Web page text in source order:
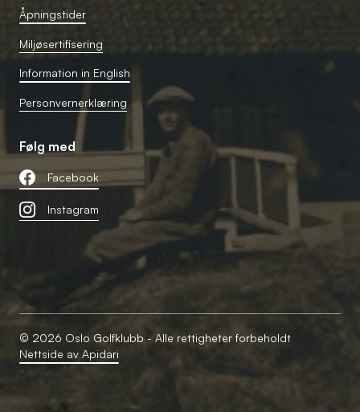
Åpningstider
Miljøsertifisering
Information in English
Personvernerklæring
Følg med
Facebook
Instagram
© 2026 Oslo Golfklubb - Alle rettigheter forbeholdt
Nettside av Apidari